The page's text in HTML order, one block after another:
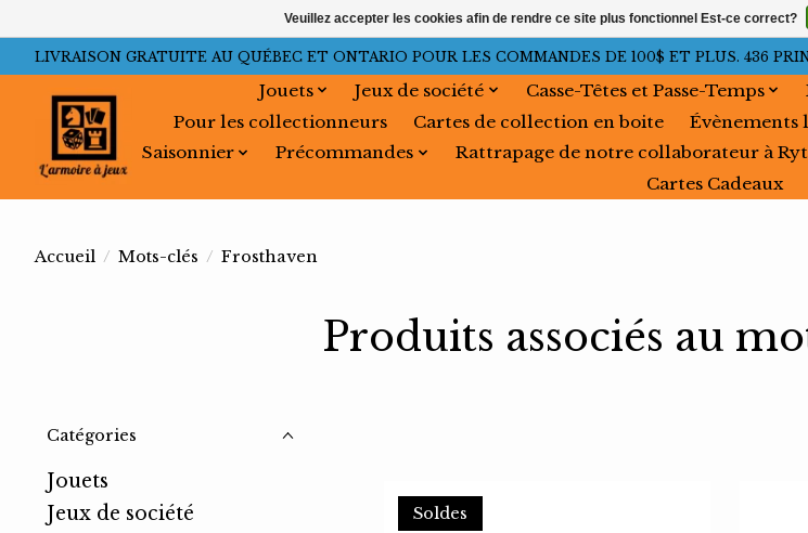
LIVRAISON GRATUITE AU QUÉBEC ET ONTARIO POUR LES COMMANDES DE 100$ ET PLUS. 436
Jouets Jeux de société Casse-Têtes et Passe-Temps
Pour les collectionneurs
Cartes de collection en boite Évènements
Saisonnier
Précommandes Rattrapage de notre collaborateur à
Cartes Cadeaux
Accueil / Mots-clés / Frosthaven
Produits associés au
Catégories
Jouets
Jeux de société
Soldes
Veuillez accepter les cookies afin de rendre ce site plus fonctionnel Est-ce correct?